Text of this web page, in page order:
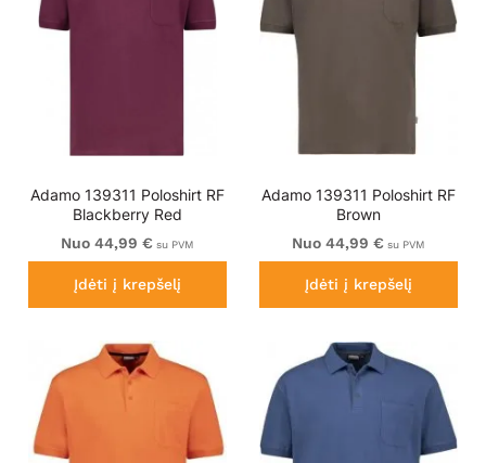
Adamo 139311 Poloshirt RF
Blackberry Red
Nuo 44,99 € su PVM
Įdėti į krepšelį
Adamo 139311 Poloshirt RF
Brown
Nuo 44,99 € su PVM
Įdėti į krepšelį